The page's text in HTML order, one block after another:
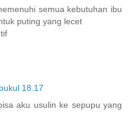
semua kebutuhan ibu
puting yang lecet
18.17
aku usulin ke sepupu yang